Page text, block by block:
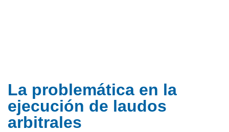
La problemática en la
ejecución de laudos
arbitrales